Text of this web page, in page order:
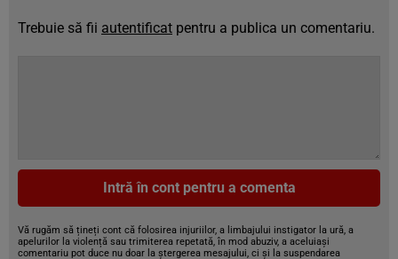
Trebuie să fii autentificat pentru a publica un comentariu.
Intră în cont pentru a comenta
Vă rugăm să țineți cont că folosirea injuriilor, a limbajului instigator la ură, a
apelurilor la violență sau trimiterea repetată, în mod abuziv, a aceluiași
comentariu pot duce nu doar la ștergerea mesajului, ci și la suspendarea